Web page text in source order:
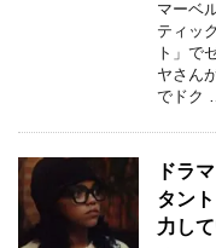
マーベ
ティッ
ト」で
ヤさん
でドク …
ドラ
タン
力し